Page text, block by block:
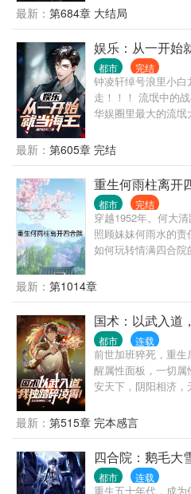
100点。” “恭喜你率
500点。” “恭喜你资
点。” ...... 在发现善
彻底爱上了做善事。
款人是洪兴的扛把子
们玩在一起的人是个
护体，我们动不了
不留神，从一个古
最新： 第684章 大结局
娱乐：从一开始
都市 完结
钟凌轩绰号浪里小
走！！！ 流氓中的
华娱圈里最大的流
许情，李晓冉，李沁
媛....等。
最新： 第605章 完结
重生何雨柱离开
都市 完结
穿越1952年。何大
照顾妹妹何雨水的
如何玩转情满四合院
最新： 第1014章
国术：以武入道
都市 连载
前世加班猝死，重
醒属性面板，一切
安天下，阴阳相济
金刚功+长寿功=炁
流练至满级，可洗尽
拳，心意把，武当
林青走上了一条探究
现人这一辈子，经历
最新： 第515章 完本感言
四合院：鹅毛大
都市 连载
重生五十年代，成